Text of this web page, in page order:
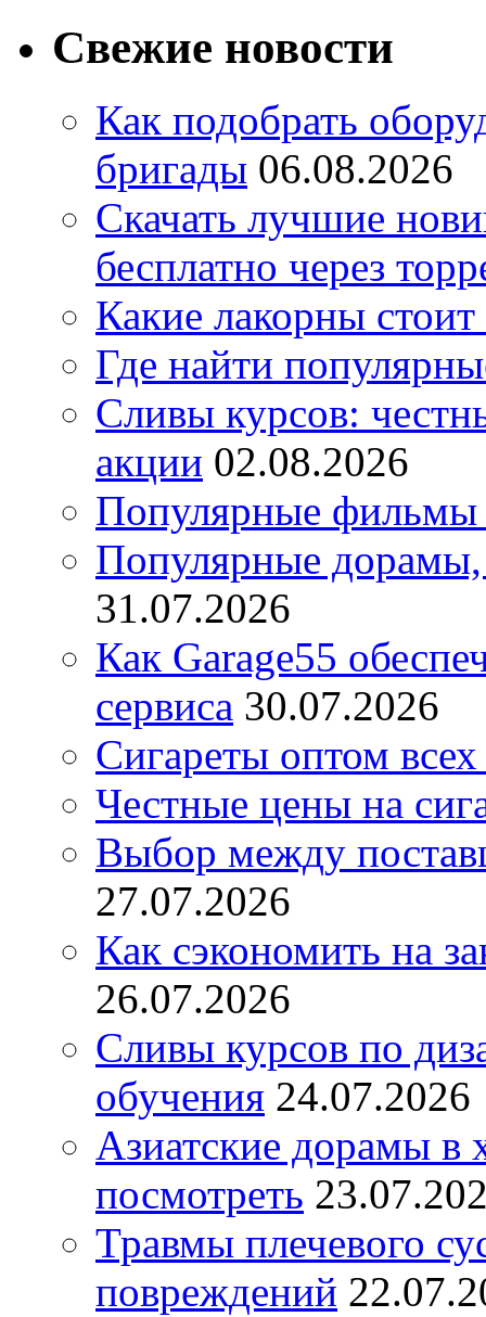
Свежие новости
Как подобрать
бригады 06.08.2026
Скачать лучшие
бесплатно через
Какие лакорны стоит
Где найти
Сливы курсов:
акции 02.08.2026
Популярные фильмы
Популярные дорамы,
31.07.2026
Как Garage55
сервиса 30.07.2026
Сигареты оптом
Честные цены на
Выбор между
27.07.2026
Как сэкономить на
26.07.2026
Сливы курсов по
обучения 24.07.2026
Азиатские дорамы в
посмотреть
Травмы плечевого
повреждений